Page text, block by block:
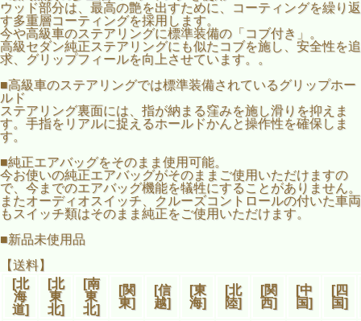
ウッド部分は、最高の艶を出すために、コーティングを繰り返
す多重層コーティングを採用します。
今や高級車のステアリングに標準装備の「コブ付き」。
高級セダン純正ステアリングにも似たコブを施し、安全性を追
求、グリップフィールを向上させています。。
■高級車のステアリングでは標準装備されているグリップホー
ルド
ステアリング裏面には、指が納まる窪みを施し滑りを抑えま
す。手指をリアルに捉えるホールドかんと操作性を確保しま
す。
■純正エアバッグをそのまま使用可能。
今お使いの純正エアバッグがそのままご使用いただけますの
で、今までのエアバッグ機能を犠牲にすることがありません。
またオーディオスイッチ、クルーズコントロールの付いた車両
もスイッチ類はそのまま純正をご使用いただけます。
■新品未使用品
【送料】
[北
海
道]
[北
東
北]
[南
東
北]
[関
東]
[信
越]
[東
海]
[北
陸]
[関
西]
[中
国]
[四
国]